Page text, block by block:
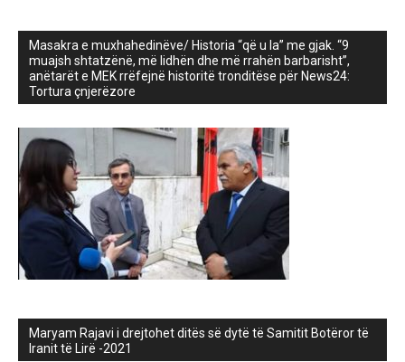
Masakra e muxhahedinëve/ Historia “që u la” me gjak. “9
muajsh shtatzënë, më lidhën dhe më rrahën barbarisht”,
anëtarët e MEK rrëfejnë historitë tronditëse për News24:
Tortura çnjerëzore
Maryam Rajavi i drejtohet ditës së dytë të Samitit Botëror të
Iranit të Lirë -2021